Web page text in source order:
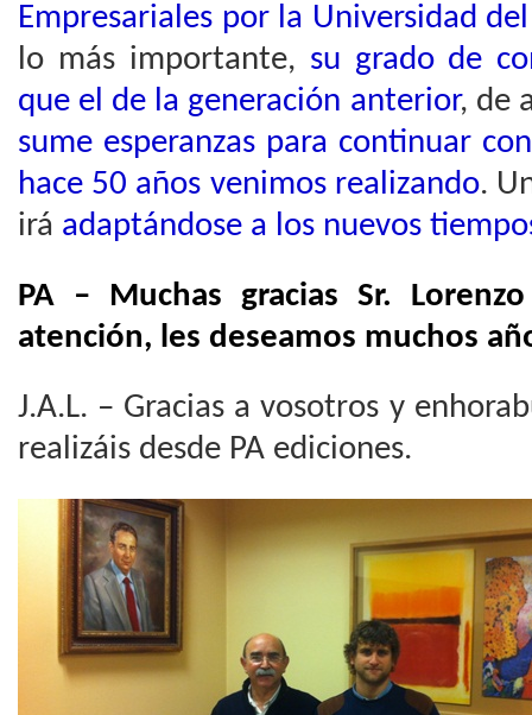
Empresariales por la Universidad
lo más importante, su grado de
que el de la generación anterior, de
sume esperanzas para continuar
hace 50 años venimos realizando.
irá adaptándose a los nuevos
PA – Muchas gracias Sr.
atención, les deseamos muchos
J.A.L. – Gracias a vosotros y
realizáis desde PA ediciones.